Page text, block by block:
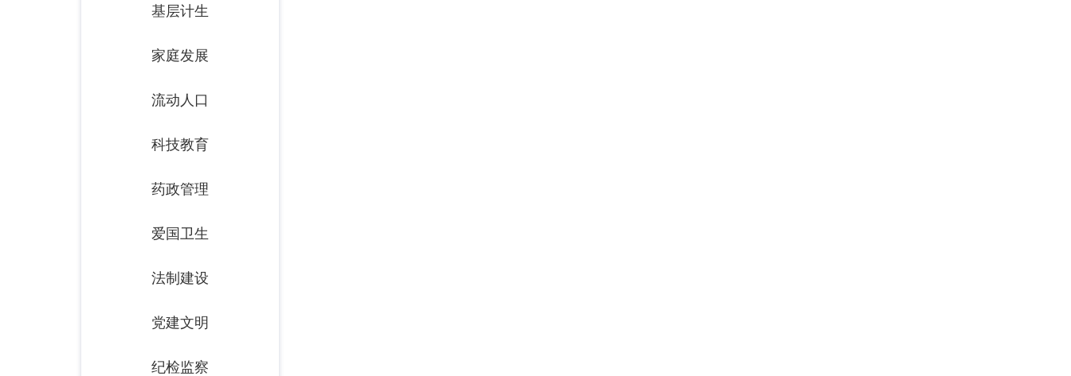
基层计生
家庭发展
流动人口
科技教育
药政管理
爱国卫生
法制建设
党建文明
纪检监察